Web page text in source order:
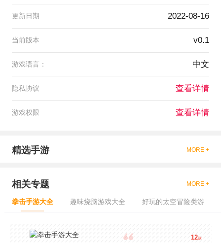
更新日期 2022-08-16
当前版本 v0.1
游戏语言： 中文
隐私协议 查看详情
游戏权限 查看详情
精选手游 MORE +
相关专题 MORE +
拳击手游大全 趣味烧脑游戏大全 好玩的太空冒险类游
12款